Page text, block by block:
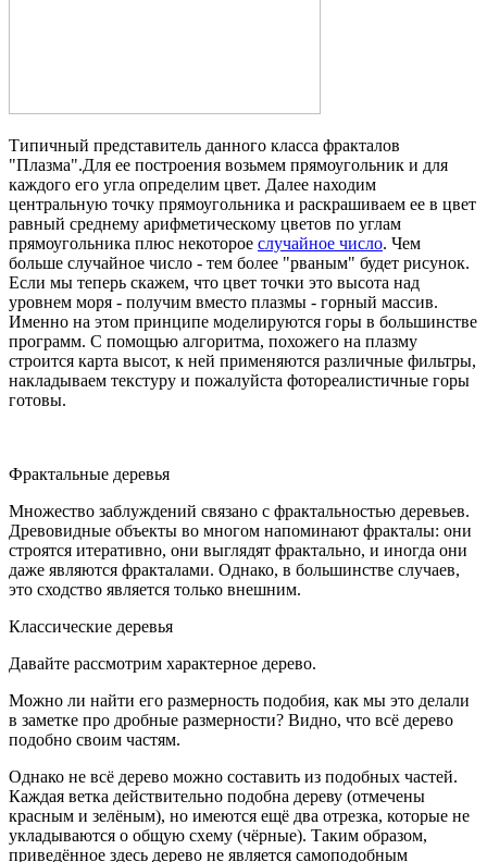
Типичный представитель данного класса фракталов
"Плазма".Для ее построения возьмем прямоугольник и для
каждого его угла определим цвет. Далее находим
центральную точку прямоугольника и раскрашиваем ее в цвет
равный среднему арифметическому цветов по углам
прямоугольника плюс некоторое случайное число. Чем
больше случайное число - тем более "рваным" будет рисунок.
Если мы теперь скажем, что цвет точки это высота над
уровнем моря - получим вместо плазмы - горный массив.
Именно на этом принципе моделируются горы в большинстве
программ. С помощью алгоритма, похожего на плазму
строится карта высот, к ней применяются различные фильтры,
накладываем текстуру и пожалуйста фотореалистичные горы
готовы.
Фрактальные деревья
Множество заблуждений связано с фрактальностью деревьев.
Древовидные объекты во многом напоминают фракталы: они
строятся итеративно, они выглядят фрактально, и иногда они
даже являются фракталами. Однако, в большинстве случаев,
это сходство является только внешним.
Классические деревья
Давайте рассмотрим характерное дерево.
Можно ли найти его размерность подобия, как мы это делали
в заметке про дробные размерности? Видно, что всё дерево
подобно своим частям.
Однако не всё дерево можно составить из подобных частей.
Каждая ветка действительно подобна дереву (отмечены
красным и зелёным), но имеются ещё два отрезка, которые не
укладываются о общую схему (чёрные). Таким образом,
приведённое здесь дерево не является самоподобным